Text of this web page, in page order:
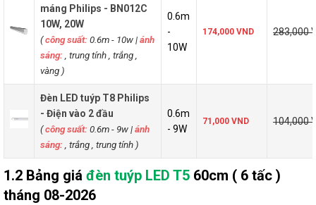
máng Philips - BN012C
10W, 20W
(công suất:0.6m - 10w|ánh
sáng: , trung tính , trắng ,
vàng )
0.6m
-
10W
174,000 VND 283,000
Đèn LED tuýp T8 Philips
- Điện vào 2 đầu
(công suất:0.6m - 9w|ánh
sáng: , trắng , trung tính )
0.6m
- 9W
71,000 VND 104,000
1.2 Bảng giá đèn tuýp LED T5 60cm ( 6 tấc )
tháng 08-2026